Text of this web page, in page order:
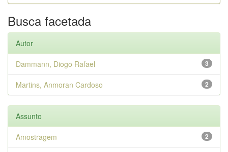
Busca facetada
Autor
3
Dammann, Diogo Rafael
2
Martins, Anmoran Cardoso
Assunto
2
Amostragem